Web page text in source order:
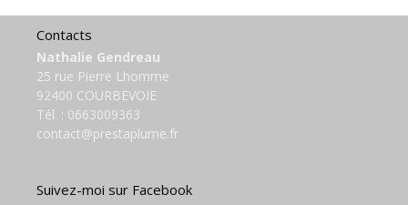
Contacts
Nathalie Gendreau
25 rue Pierre Lhomme
92400 COURBEVOIE
Tél. : 0663009363
contact@prestaplume.fr
Suivez-moi sur Facebook